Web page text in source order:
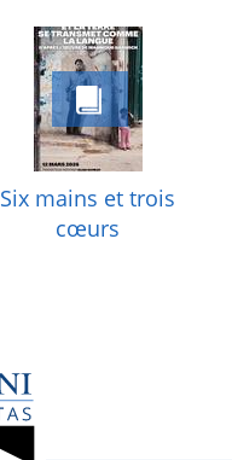
Six mains et trois
cœurs